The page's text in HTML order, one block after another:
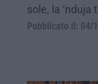
sole, la ‘nduja
Pubblicato il: 04/